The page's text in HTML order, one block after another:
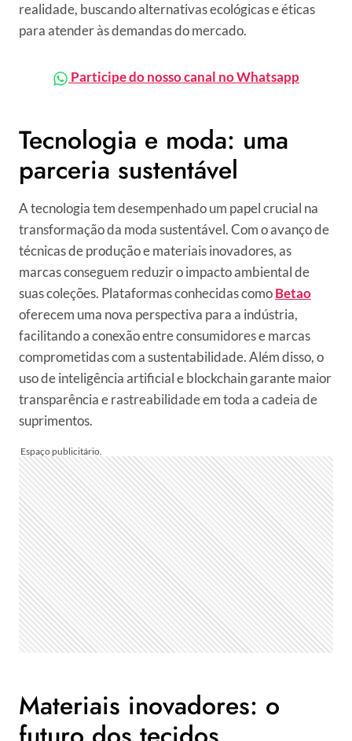
realidade, buscando alternativas ecológicas e éticas
para atender às demandas do mercado.
Participe do nosso canal no Whatsapp
Tecnologia e moda: uma
parceria sustentável
A tecnologia tem desempenhado um papel crucial na
transformação da moda sustentável. Com o avanço de
técnicas de produção e materiais inovadores, as
marcas conseguem reduzir o impacto ambiental de
suas coleções. Plataformas conhecidas comoBetao
oferecem uma nova perspectiva para a indústria,
facilitando a conexão entre consumidores e marcas
comprometidas com a sustentabilidade. Além disso, o
uso de inteligência artificial e blockchain garante maior
transparência e rastreabilidade em toda a cadeia de
suprimentos.
Materiais inovadores: o